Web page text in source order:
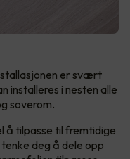
er svært
installeres i nesten alle
soverom.
å tilpasse til fremtidige
deg å dele opp